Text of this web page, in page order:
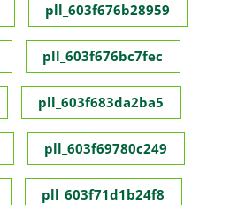
pll_603f676b28959
pll_603f676bc7fec
pll_603f683da2ba5
pll_603f69780c249
pll_603f71d1b24f8